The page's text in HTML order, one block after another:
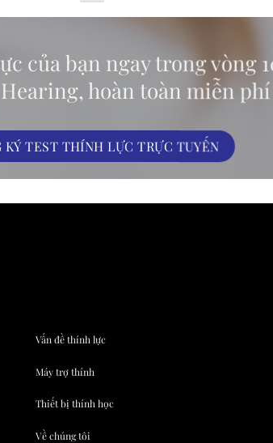
của bạn ngay trong vòng
hoàn toàn miễn phí
KÝ TEST THÍNH LỰC TRỰC TUYẾN
Vấn đề thính lực
Máy trợ thính
Thiết bị thính học
Về chúng tôi